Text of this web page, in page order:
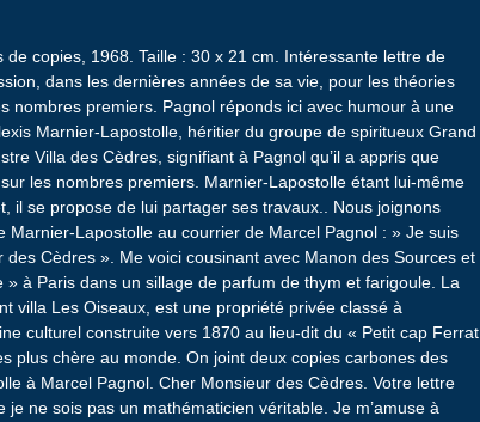
de copies, 1968. Taille : 30 x 21 cm. Intéressante lettre de
dans les dernières années de sa vie, pour les théories
nombres premiers. Pagnol réponds ici avec humour à une
Marnier-Lapostolle, héritier du groupe de spiritueux Grand
Villa des Cèdres, signifiant à Pagnol qu’il a appris que
les nombres premiers. Marnier-Lapostolle étant lui-même
il se propose de lui partager ses travaux.. Nous joignons
Marnier-Lapostolle au courrier de Marcel Pagnol : » Je suis
des Cèdres ». Me voici cousinant avec Manon des Sources et
à Paris dans un sillage de parfum de thym et farigoule. La
villa Les Oiseaux, est une propriété privée classé à
culturel construite vers 1870 au lieu-dit du « Petit cap Ferrat
plus chère au monde. On joint deux copies carbones des
à Marcel Pagnol. Cher Monsieur des Cèdres. Votre lettre
je ne sois pas un mathématicien véritable. Je m’amuse à